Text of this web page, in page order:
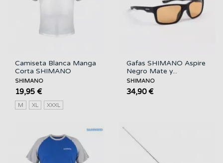
Camiseta Blanca Manga
Corta SHIMANO
SHIMANO
19,95 €
M XL XXXL
Gafas SHIMANO Aspire
Negro Mate y...
SHIMANO
34,90 €